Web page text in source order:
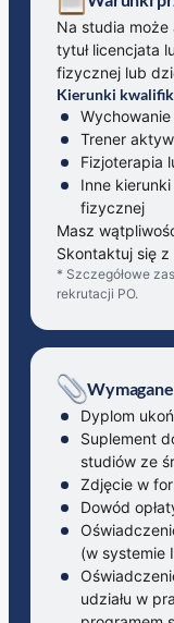
Na studia
tytuł licencjata
fizycznej lub
Kierunki
Trener
Fizjoterapia
Inne
fizycznej
Masz
Skontaktuj się z
* Szczegółowe
rekrutacji PO.
Dyplom
Suplement
studiów ze
Zdjęcie w
Dowód
(w systemie
udziału w